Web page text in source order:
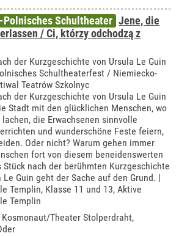
Polnisches Schultheater Jene, die
/ Ci, którzy odchodzą z
der Kurzgeschichte von Ursula Le Guin
Schultheaterfest / Niemiecko-
Teatrów Szkolnyc
der Kurzgeschichte von Ursula Le Guin
Stadt mit den glücklichen Menschen, wo
die Erwachsenen sinnvolle
und wunderschöne Feste feiern,
Oder nicht? Warum gehen immer
fort von diesem beneidenswerten
Stück nach der berühmten Kurzgeschichte
Le Guin geht der Sache auf den Grund. |
Templin, Klasse 11 und 13, Aktive
Templin
Kosmonaut/Theater Stolperdraht,